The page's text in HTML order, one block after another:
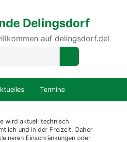
Delingsdorf
auf delingsdorf.de!
Termine
wird aktuell technisch
und in der Freizeit. Daher
Einschränkungen oder